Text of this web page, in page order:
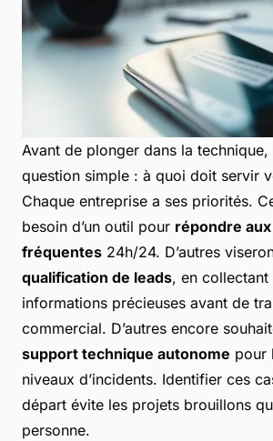
Avant de plonger dans la
question simple : à quoi doit servir
Chaque entreprise a ses priorités.
besoin d’un outil pour répondre
fréquentes 24h/24. D’autres
qualification de leads, en collectant
informations précieuses avant de
commercial. D’autres encore
support technique autonome pour
niveaux d’incidents. Identifier ces
départ évite les projets brouillons
personne.